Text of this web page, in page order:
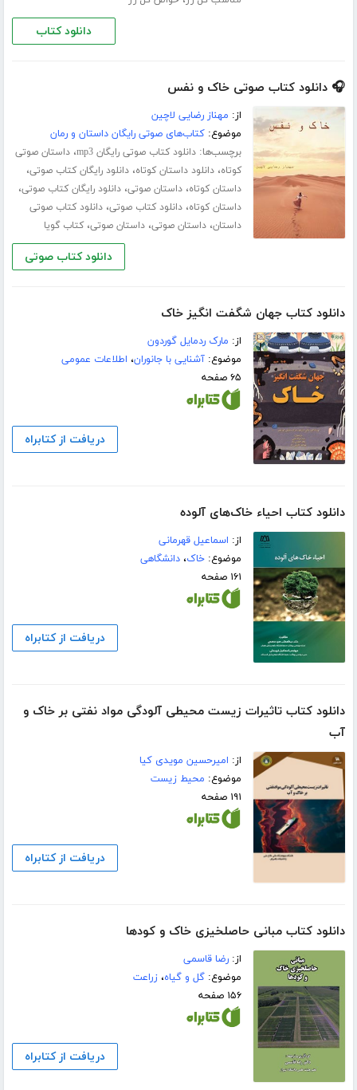
دانلود کتاب
🎧 دانلود کتاب صوتی خاک و نفس
از: مهناز رضایی لاچین
موضوع:کتاب‌های صوتی رایگان داستان و رمان
برچسب‌ها:دانلود کتاب صوتی رایگان mp3 ،داستان صوتی
کوتاه،دانلود داستان کوتاه،دانلود رایگان کتاب صوتی،
داستان کوتاه،داستان صوتی،دانلود رایگان کتاب صوتی،
داستان کوتاه،دانلود کتاب صوتی،دانلود کتاب صوتی
داستان،داستان صوتی،داستان صوتی،کتاب گویا
دانلود کتاب صوتی
دانلود کتاب جهان شگفت انگیز خاک
از: مارک ردمایل گوردون
موضوع:آشنایی با جانوران، اطلاعات عمومی
۶۵ صفحه
دریافت از کتابراه
دانلود کتاب احیاء خاک‌های آلوده
از: اسماعیل قهرمانی
موضوع:خاک،دانشگاهی
۱۶۱ صفحه
دریافت از کتابراه
دانلود کتاب تاثیرات زیست محیطی آلودگی مواد نفتی بر خاک و
آب
از: امیرحسین مویدی کیا
موضوع: محیط زیست
۱۹۱ صفحه
دریافت از کتابراه
دانلود کتاب مبانی حاصلخیزی خاک و کودها
از:رضا قاسمی
موضوع:گل و گیاه،زراعت
۱۵۶ صفحه
دریافت از کتابراه